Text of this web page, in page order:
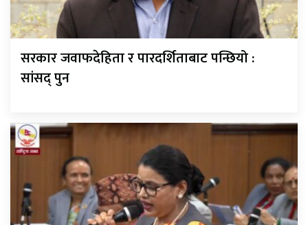
सरकार जवाफदेहिता र पारदर्शिताबाट पन्छियो :
सांसद् पुन